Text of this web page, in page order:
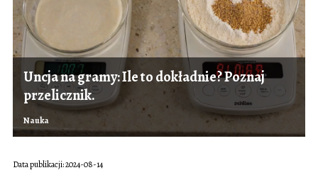
Uncja na gramy: Ile to dokładnie? Poznaj
przelicznik.
Nauka
Data publikacji: 2024-08-14